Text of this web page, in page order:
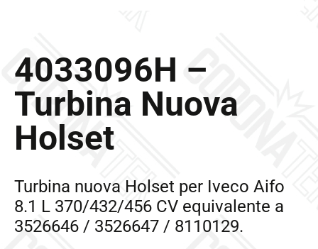
4033096H –
Turbina Nuova
Holset
Turbina nuova Holset per Iveco Aifo
8.1 L 370/432/456 CV equivalente a
3526646 / 3526647 / 8110129.